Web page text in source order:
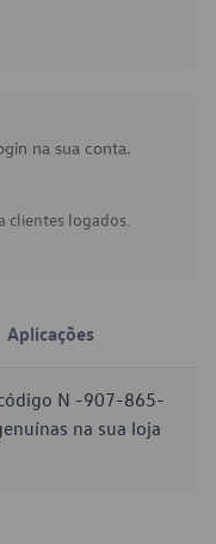
na sua conta.
clientes logados.
Aplicações
N -907-865-
na sua loja